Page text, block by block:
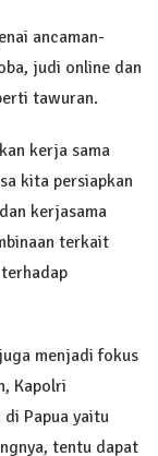
ancaman-
judi online dan
tawuran.
kerja sama
kita persiapkan
kerjasama
terkait
menjadi fokus
Kapolri
Papua yaitu
tentu dapat